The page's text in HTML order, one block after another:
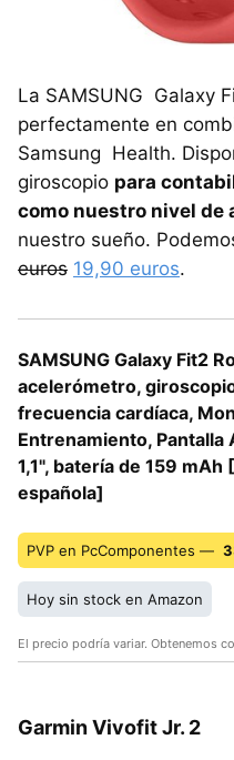
La SAMSUNG Galaxy
perfectamente en
Samsung Health.
giroscopio para
como nuestro nivel de
nuestro sueño.
euros 19,90 euros.
SAMSUNG Galaxy Fit2
acelerómetro,
frecuencia cardíaca,
Entrenamiento, Pantalla
1,1", batería de 159 mAh
española]
PVP en PcComponentes —
Hoy sin stock en Amazon
El precio podría variar. Obtenemos
Garmin Vivofit Jr. 2